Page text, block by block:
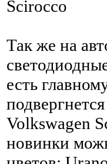
Scirocco
Так же на
есть
Volkswagen
новинки